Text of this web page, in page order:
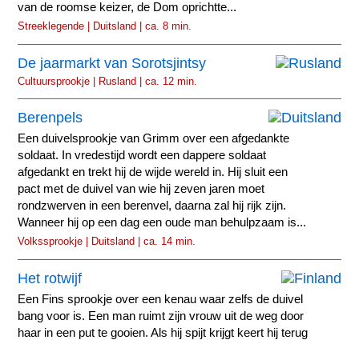
van de roomse keizer, de Dom oprichtte...
Streeklegende | Duitsland | ca. 8 min.
De jaarmarkt van Sorotsjintsy
Cultuursprookje | Rusland | ca. 12 min.
Berenpels
Een duivelsprookje van Grimm over een afgedankte
soldaat. In vredestijd wordt een dappere soldaat
afgedankt en trekt hij de wijde wereld in. Hij sluit een
pact met de duivel van wie hij zeven jaren moet
rondzwerven in een berenvel, daarna zal hij rijk zijn.
Wanneer hij op een dag een oude man behulpzaam is...
Volkssprookje | Duitsland | ca. 14 min.
Het rotwijf
Een Fins sprookje over een kenau waar zelfs de duivel
bang voor is. Een man ruimt zijn vrouw uit de weg door
haar in een put te gooien. Als hij spijt krijgt keert hij terug